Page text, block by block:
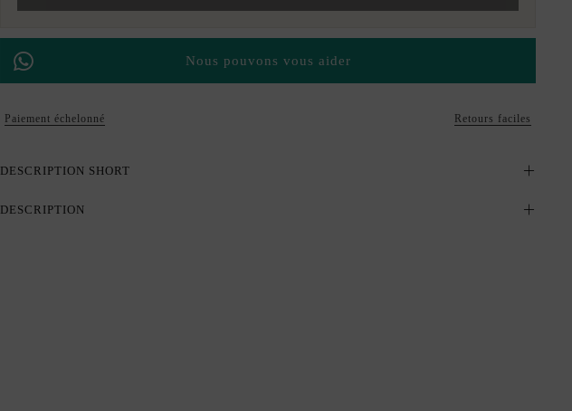
Nous pouvons vous aider
Paiement échelonné Retours faciles
DESCRIPTION SHORT
DESCRIPTION